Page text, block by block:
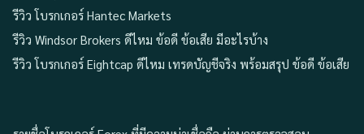
รีวิว โบรกเกอร์ Hantec Markets
รีวิว Windsor Brokers ดีไหม ข้อดี ข้อเสีย มีอะไรบ้าง
รีวิว โบรกเกอร์ Eightcap ดีไหม เทรดบัญชีจริง พร้อมสรุป ข้อดี ข้อเสีย